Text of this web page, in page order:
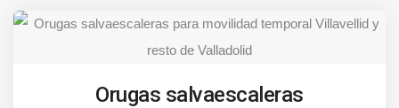
Orugas salvaescaleras